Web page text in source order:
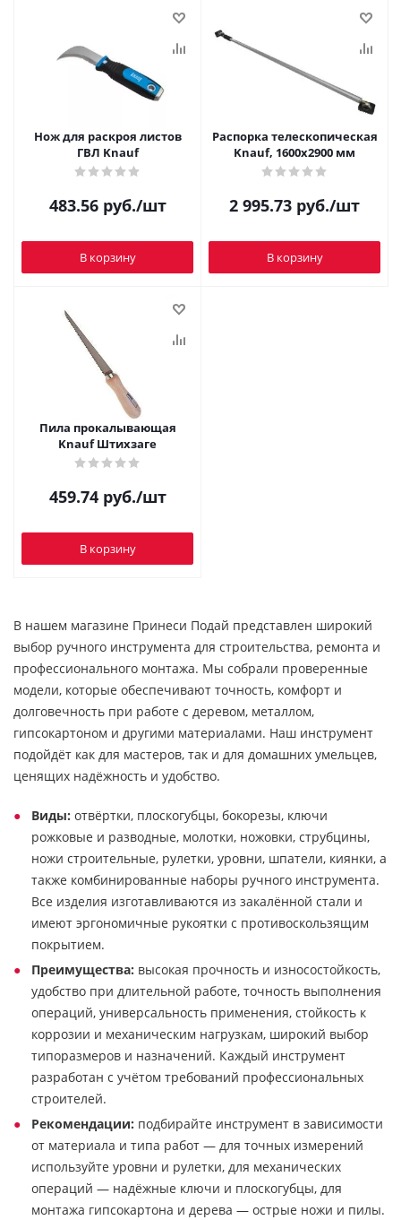
Нож для раскроя листов
ГВЛ Knauf
483.56руб./шт
В корзину
Распорка телескопическая
Knauf, 1600х2900 мм
2 995.73 руб./шт
В корзину
Пила прокалывающая
Knauf Штихзаге
459.74руб./шт
В корзину
В нашем магазине Принеси Подай представлен широкий
выбор ручного инструмента для строительства, ремонта и
профессионального монтажа. Мы собрали проверенные
модели, которые обеспечивают точность, комфорт и
долговечность при работе с деревом, металлом,
гипсокартоном и другими материалами. Наш инструмент
подойдёт как для мастеров, так и для домашних умельцев,
ценящих надёжность и удобство.
Виды: отвёртки, плоскогубцы, бокорезы, ключи
рожковые и разводные, молотки, ножовки, струбцины,
ножи строительные, рулетки, уровни, шпатели, киянки, а
также комбинированные наборы ручного инструмента.
Все изделия изготавливаются из закалённой стали и
имеют эргономичные рукоятки с противоскользящим
покрытием.
Преимущества: высокая прочность и износостойкость,
удобство при длительной работе, точность выполнения
операций, универсальность применения, стойкость к
коррозии и механическим нагрузкам, широкий выбор
типоразмеров и назначений. Каждый инструмент
разработан с учётом требований профессиональных
строителей.
Рекомендации: подбирайте инструмент в зависимости
от материала и типа работ — для точных измерений
используйте уровни и рулетки, для механических
операций — надёжные ключи и плоскогубцы, для
монтажа гипсокартона и дерева — острые ножи и пилы.